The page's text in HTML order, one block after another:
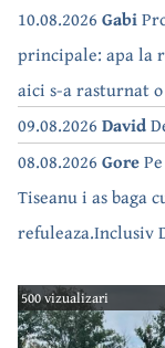
10.08.2026 Gabi
principale: apa la
aici s-a rasturnat
national, serialul
'fara energie'.
09.08.2026 David
08.08.2026 Gore
Tiseanu i as baga
refuleaza.Inclusiv
500 vizualizari